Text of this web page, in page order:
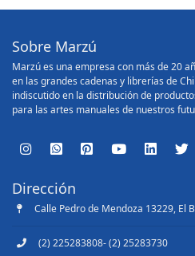
Sobre Marzú
Marzú es una empresa con más de 20
en las grandes cadenas y librerías de
indiscutido en la distribución de
para las artes manuales de nuestros
Dirección
Calle Pedro de Mendoza 13229, El
(2) 225283808- (2) 25283730